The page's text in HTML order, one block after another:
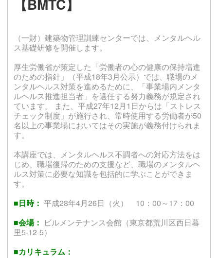
【BMTC】
（一財）建築物管理訓練センターでは、メンタルヘル
ス基礎研修を開催します。
厚生労働省が策定した「労働者の心の健康の保持増進
のための指針」（平成18年3月公示）では、職場のメ
ンタルヘルス対策を進めるために、「事業場内メンタ
ルヘルス推進担当者」を選任する努力義務が規定され
ています。 また、平成27年12月1日からは「ストレス
チェック制度」が施行され、常時使用する労働者が50
名以上の事業場においてはその実施が義務付けられま
す。
本講座では、メンタルヘルス不調者への対応方法をは
じめ、職場復帰のための支援など、職場のメンタルヘ
ルス対策に必要な知識を包括的に学ぶことができま
す。
■日時： 平成28年4月26日（火） 10：00～17：00
■会場： ビルメンテナンス会館（東京都荒川区西日暮
里5-12-5）
■カリキュラム：